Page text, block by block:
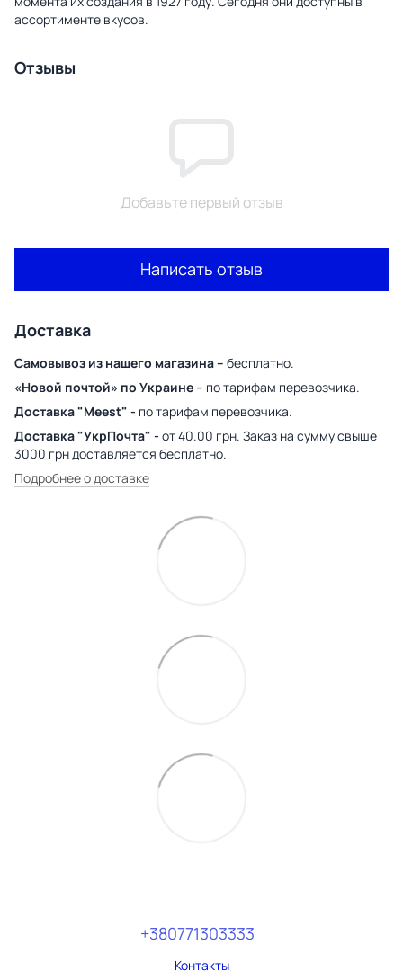
ассортименте вкусов.
Отзывы
Добавьте первый отзыв
Написать отзыв
Доставка
Самовывоз из нашего магазина – бесплатно.
«Новой почтой» по Украине – по тарифам перевозчика.
Доставка "Meest" - по тарифам перевозчика.
Доставка "УкрПочта" - от 40.00 грн. Заказ на сумму свыше
3000 грн доставляется бесплатно.
Подробнее о доставке
+380771303333
Контакты